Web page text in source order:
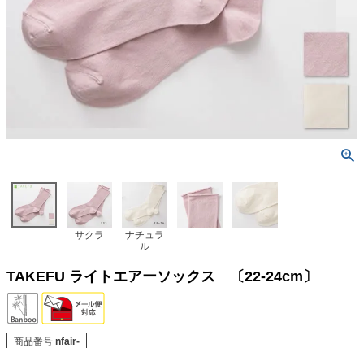
サクラ
ナチュラ
ル
TAKEFU ライトエアーソックス 〔22-24cm〕
商品番号 nfair-